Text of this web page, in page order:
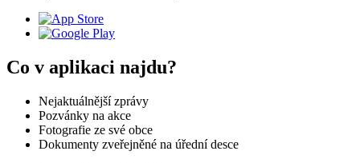
Co v aplikaci najdu?
Nejaktuálnější zprávy
Pozvánky na akce
Fotografie ze své obce
Dokumenty zveřejněné na úřední desce